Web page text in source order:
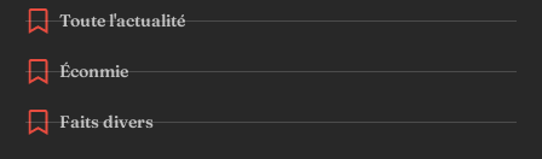
Toute l'actualité
Éconmie
Faits divers